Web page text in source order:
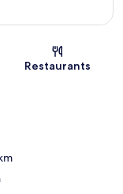
Restaurants